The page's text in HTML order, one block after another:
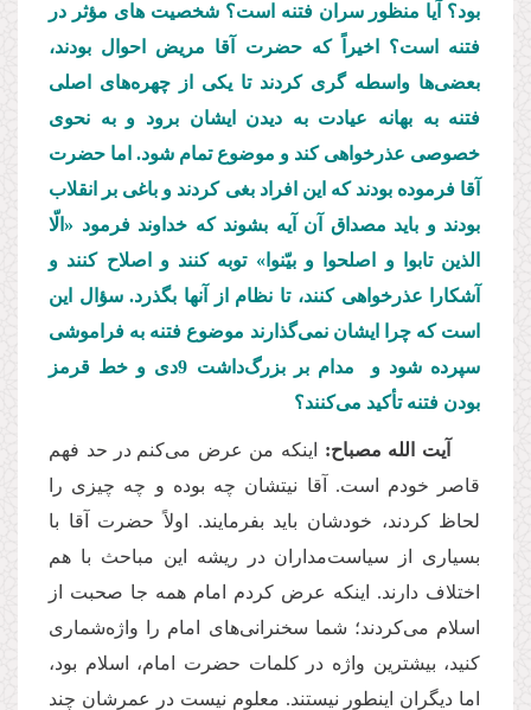
بود؟ آیا منظور سران فتنه است؟ شخصیت های مؤثر در
فتنه است؟ اخیراً که حضرت آقا مریض احوال بودند،
بعضیها واسطه گری کردند تا یکی از چهرههای اصلی
فتنه به بهانه عیادت به دیدن ایشان برود و به نحوی
خصوصی عذرخواهی کند و موضوع تمام شود. اما حضرت
آقا فرموده بودند که این افراد بغی کردند و باغی بر انقلاب
بودند و باید مصداق آن آیه بشوند که خداوند فرمود «الّا
الذین تابوا و اصلحوا و بیّنوا» توبه کنند و اصلاح کنند و
آشکارا عذرخواهی کنند، تا نظام از آنها بگذرد. سؤال این
است که چرا ایشان نمیگذارند موضوع فتنه به فراموشی
سپرده شود و مدام بر بزرگ
داشت 9دی و خط قرمز
بودن فتنه تأکید میکنند؟
آیت الله مصباح: اینکه من عرض میکنم در حد فهم
قاصر خودم است. آقا نیتشان چه بوده و چه چیزی را
لحاظ کردند، خودشان باید بفرمایند. اولاً حضرت آقا با
بسیاری از سیاستمداران در ریشه این مباحث با هم
اختلاف دارند. اینکه عرض کردم امام همه جا صحبت از
اسلام میکردند؛ شما سخنرانیهای امام را واژهشماری
کنید، بیشترین واژه در کلمات حضرت امام، اسلام بود،
اما دیگران اینطور نیستند. معلوم نیست در عمرشان چند